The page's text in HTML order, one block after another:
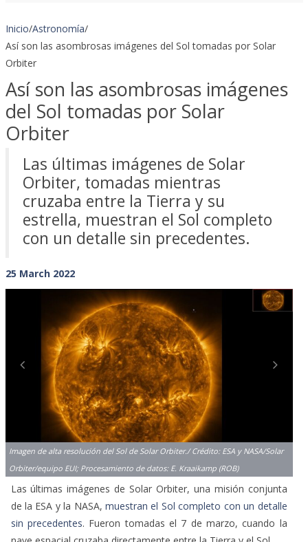
Inicio/Astronomía/
Así son las asombrosas imágenes del Sol tomadas por Solar
Orbiter
Así son las asombrosas imágenes
del Sol tomadas por Solar
Orbiter
Las últimas imágenes de Solar
Orbiter, tomadas mientras
cruzaba entre la Tierra y su
estrella, muestran el Sol completo
con un detalle sin precedentes.
25 March 2022
Imagen de alta resolución del Sol de Solar Orbiter./ Crédito: ESA y NASA/Solar
Orbiter/equipo EUI; Procesamiento de datos: E. Kraaikamp (ROB)
Next
Las últimas imágenes de Solar Orbiter, una misión conjunta
de la ESA y la NASA, muestran el Sol completo con un detalle
sin precedentes. Fueron tomadas el 7 de marzo, cuando la